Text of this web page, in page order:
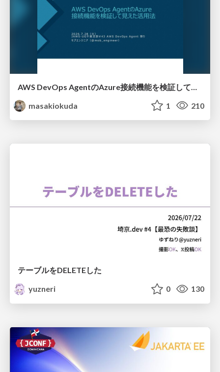
masakiokuda
1 210
テーブルをDELETEした
yuzneri
0 130